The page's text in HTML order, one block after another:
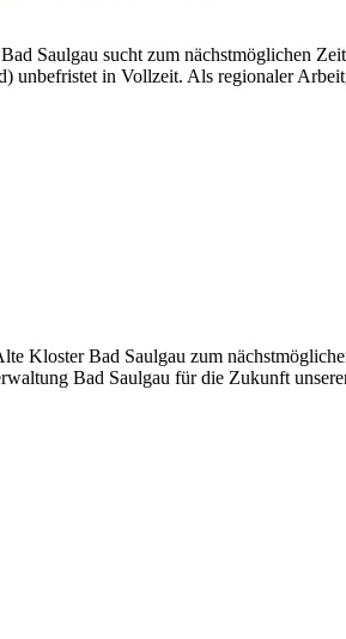
Saulgau sucht zum nächstmöglichen
unbefristet in Vollzeit. Als regionaler
Kloster Bad Saulgau zum
Bad Saulgau für die Zukunft